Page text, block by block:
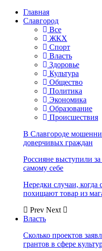
Главная
Славгород
Все
ЖКХ
Спорт
Власть
Здоровье
Культура
Общество
Политика
Экономика
Образование
Происшествия
В Славгороде
доверчивых граждан
Россияне выступили
самому себе
Нередки случаи, когда
похищают товар из
Prev Next
Власть
Сколько проектов
грантов в сфере